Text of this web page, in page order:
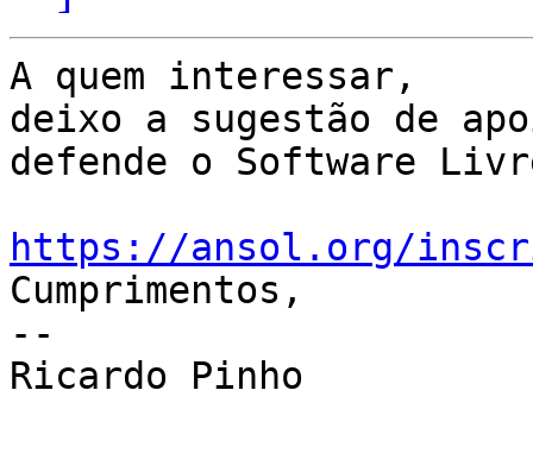
A quem interessar,
deixo a sugestão de
defende o Software
https://ansol.org/
Cumprimentos,
--
Ricardo Pinho